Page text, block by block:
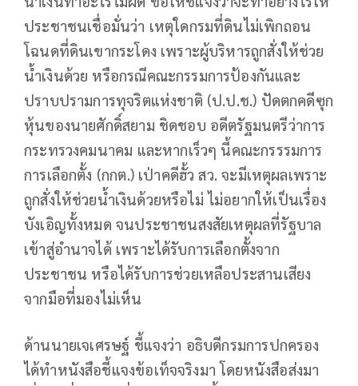
ประชาชนเชื่อมั่นว่า เหตุใดกรมที่ดินไม่เพิกถอน
โฉนดที่ดินเขากระโดง เพราะผู้บริหารถูกสั่งให้ช่วย
น้ำเงินด้วย หรือกรณีคณะกรรมการป้องกันและ
ปราบปรามการทุจริตแห่งชาติ (ป.ป.ช.) ปัดตกคดีซุก
หุ้นของนายศักดิ์สยาม ชิดชอบ อดีตรัฐมนตรีว่าการ
กระทรวงคมนาคม และหากเร็วๆ นี้คณะกรรรมการ
การเลือกตั้ง (กกต.) เป่าคดีฮั้ว สว. จะมีเหตุผลเพราะ
ถูกสั่งให้ช่วยน้ำเงินด้วยหรือไม่ ไม่อยากให้เป็นเรื่อง
บังเอิญทั้งหมด จนประชาชนสงสัยเหตุผลที่รัฐบาล
เข้าสู่อำนาจได้ เพราะได้รับการเลือกตั้งจาก
ประชาชน หรือได้รับการช่วยเหลือประสานเสียง
จากมือที่มองไม่เห็น
ด้านนายเจเศรษฐ์​ ชี้แจงว่า อธิบดีกรมการปกครอง
ได้ทำหนังสือชี้แจงข้อเท็จจริงมา โดยหนังสือส่งมา